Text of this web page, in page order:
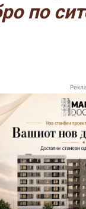
по